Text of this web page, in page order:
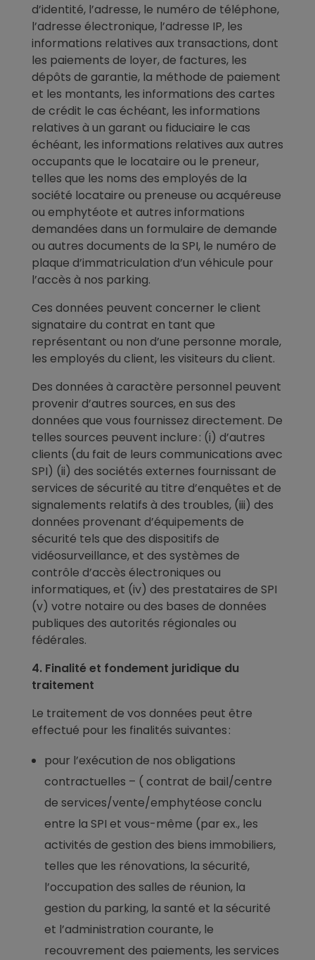
d’identité, l’adresse, le numéro de téléphone,
l’adresse électronique, l’adresse IP, les
informations relatives aux transactions, dont
les paiements de loyer, de factures, les
dépôts de garantie, la méthode de paiement
et les montants, les informations des cartes
de crédit le cas échéant, les informations
relatives à un garant ou fiduciaire le cas
échéant, les informations relatives aux autres
occupants que le locataire ou le preneur,
telles que les noms des employés de la
société locataire ou preneuse ou acquéreuse
ou emphytéote et autres informations
demandées dans un formulaire de demande
ou autres documents de la SPI, le numéro de
plaque d’immatriculation d’un véhicule pour
l’accès à nos parking.
Ces données peuvent concerner le client
signataire du contrat en tant que
représentant ou non d’une personne morale,
les employés du client, les visiteurs du client.
Des données à caractère personnel peuvent
provenir d’autres sources, en sus des
données que vous fournissez directement. De
telles sources peuvent inclure : (i) d’autres
clients (du fait de leurs communications avec
SPI) (ii) des sociétés externes fournissant de
services de sécurité au titre d’enquêtes et de
signalements relatifs à des troubles, (iii) des
données provenant d’équipements de
sécurité tels que des dispositifs de
vidéosurveillance, et des systèmes de
contrôle d’accès électroniques ou
informatiques, et (iv) des prestataires de SPI
(v) votre notaire ou des bases de données
publiques des autorités régionales ou
fédérales.
4. Finalité et fondement juridique du
traitement
Le traitement de vos données peut être
effectué pour les finalités suivantes :
pour l’exécution de nos obligations
contractuelles – ( contrat de bail/centre
de services/vente/emphytéose conclu
entre la SPI et vous-même (par ex., les
activités de gestion des biens immobiliers,
telles que les rénovations, la sécurité,
l’occupation des salles de réunion, la
gestion du parking, la santé et la sécurité
et l’administration courante, le
recouvrement des paiements, les services